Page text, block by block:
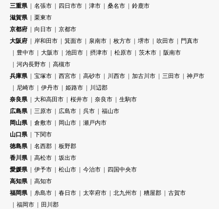
三重県
名張市 四日市市 津市 桑名市
鈴鹿市
滋賀県
栗東市
京都府
向日市
京都市
大阪府
岸和田市 箕面市 泉南市 枚方市 堺市 吹田市
門真市
豊中市
大阪市 池田市 摂津市 松原市 茨木市
阪南市
河内長野市
高槻市
兵庫県
宝塚市 西宮市 高砂市 川西市 加古川市 三田市
神戸市
尼崎市
伊丹市 姫路市
川辺郡
奈良県
大和高田市 桜井市 奈良市
生駒市
広島県
三原市 広島市 呉市
福山市
岡山県
倉敷市 岡山市
瀬戸内市
山口県
下関市
徳島県
名西郡
板野郡
香川県
高松市
坂出市
愛媛県
伊予市 松山市 今治市
四国中央市
高知県
高知市
福岡県
糸島市 春日市 太宰府市 北九州市 糟屋郡
古賀市
福岡市
田川郡